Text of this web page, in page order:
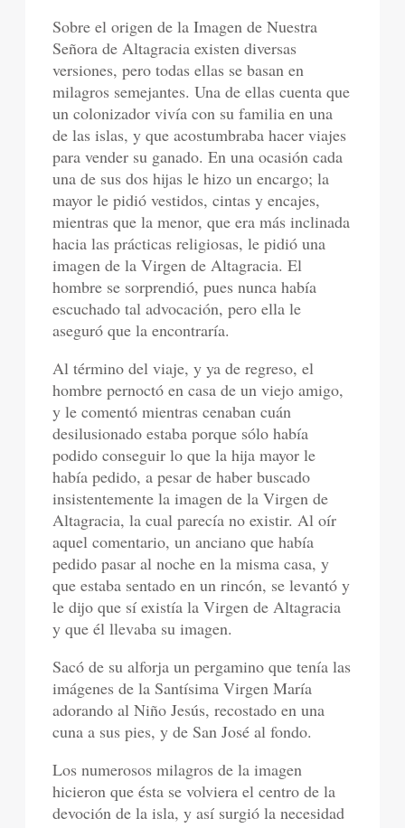
Sobre el origen de la Imagen de Nuestra
Señora de Altagracia existen diversas
versiones, pero todas ellas se basan en
milagros semejantes. Una de ellas cuenta que
un colonizador vivía con su familia en una
de las islas, y que acostumbraba hacer viajes
para vender su ganado. En una ocasión cada
una de sus dos hijas le hizo un encargo; la
mayor le pidió vestidos, cintas y encajes,
mientras que la menor, que era más inclinada
hacia las prácticas religiosas, le pidió una
imagen de la Virgen de Altagracia. El
hombre se sorprendió, pues nunca había
escuchado tal advocación, pero ella le
aseguró que la encontraría.
Al término del viaje, y ya de regreso, el
hombre pernoctó en casa de un viejo amigo,
y le comentó mientras cenaban cuán
desilusionado estaba porque sólo había
podido conseguir lo que la hija mayor le
había pedido, a pesar de haber buscado
insistentemente la imagen de la Virgen de
Altagracia, la cual parecía no existir. Al oír
aquel comentario, un anciano que había
pedido pasar al noche en la misma casa, y
que estaba sentado en un rincón, se levantó y
le dijo que sí existía la Virgen de Altagracia
y que él llevaba su imagen.
Sacó de su alforja un pergamino que tenía las
imágenes de la Santísima Virgen María
adorando al Niño Jesús, recostado en una
cuna a sus pies, y de San José al fondo.
Los numerosos milagros de la imagen
hicieron que ésta se volviera el centro de la
devoción de la isla, y así surgió la necesidad